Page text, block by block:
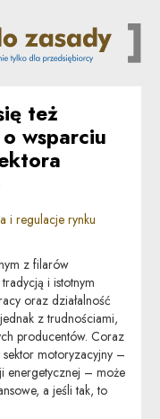
też
wsparciu
i regulacje rynku
z filarów
i istotnym
oraz działalność
z trudnościami,
producentów. Coraz
motoryzacyjny –
energetycznej – może
a jeśli tak, to